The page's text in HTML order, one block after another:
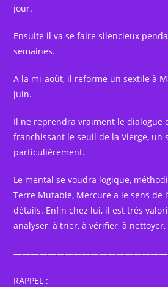
jour.
Ensuite il va se faire silencieux
semaines.
A la mi-août, il reforme un sextile à
juin.
Il ne reprendra vraiment le dialogue
franchissant le seuil de la Vierge, un
particulièrement.
Le mental se voudra logique,
Terre Mutable, Mercure a le sens de
détails. Enfin chez lui, il est très
analyser, à trier, à vérifier, à
RAPPEL :